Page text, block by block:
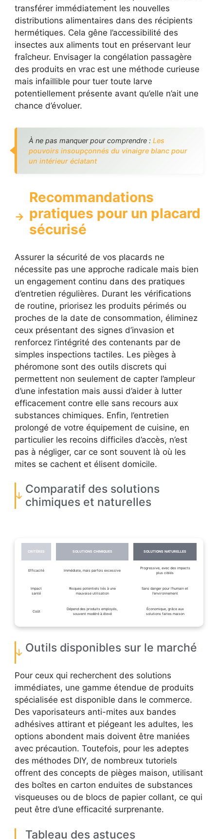
transférer immédiatement les nouvelles
distributions alimentaires dans des récipients
hermétiques. Cela gêne l’accessibilité des
insectes aux aliments tout en préservant leur
fraîcheur. Envisager la congélation passagère
des produits en vrac est une méthode curieuse
mais infaillible pour tuer toute larve
potentiellement présente avant qu’elle n’ait une
chance d’évoluer.
À ne pas manquer pour comprendre : Les
pouvoirs insoupçonnés du vinaigre blanc pour
un intérieur éclatant
Recommandations
pratiques pour un placard
sécurisé
Assurer la sécurité de vos placards ne
nécessite pas une approche radicale mais bien
un engagement continu dans des pratiques
d’entretien régulières. Durant les vérifications
de routine, priorisez les produits périmés ou
proches de la date de consommation, éliminez
ceux présentant des signes d’invasion et
renforcez l’intégrité des contenants par de
simples inspections tactiles. Les pièges à
phéromone sont des outils discrets qui
permettent non seulement de capter l’ampleur
d’une infestation mais aussi d’aider à lutter
efficacement contre elle sans recours aux
substances chimiques. Enfin, l’entretien
prolongé de votre équipement de cuisine, en
particulier les recoins difficiles d’accès, n’est
pas à négliger, car ce sont souvent là où les
mites se cachent et élisent domicile.
Comparatif des solutions
chimiques et naturelles
CRITÈRES SOLUTIONS CHIMIQUES SOLUTIONS NATURELLES
Efficacité Immédiate, mais parfois excessive
Progressive, avec des impacts
plus ciblés
Impact
santé
Risques potentiels liés à une
mauvaise utilisation
Sans danger pour l’humain et
l’environnement
Coût
Dépend des produits employés,
souvent modéré à élevé
Économique, grâce aux
solutions faites maison
Outils disponibles sur le marché
Pour ceux qui recherchent des solutions
immédiates, une gamme étendue de produits
spécialisée est disponible dans le commerce.
Des vaporisateurs anti-mites aux bandes
adhésives attirant et piégeant les adultes, les
options abondent mais doivent être maniées
avec précaution. Toutefois, pour les adeptes
des méthodes DIY, de nombreux tutoriels
offrent des concepts de pièges maison, utilisant
des boîtes en carton enduites de substances
visqueuses ou de blocs de papier collant, ce qui
peut être d’une efficacité surprenante.
Tableau des astuces